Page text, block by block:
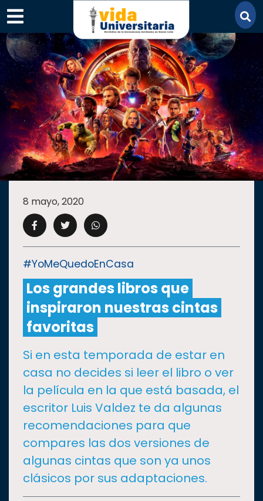
×
SECCIONES
ACADEMIA
CAMPUS UANL
CULTURA
DEPORTES
I+D+I EXPERTOS
SALUD
SUSTENTABILIDAD
TEMAS
8 mayo, 2020
#YoMeQuedoEnCasa
Los grandes libros que
inspiraron nuestras cintas
favoritas
Si en esta temporada de estar en
casa no decides si leer el libro o ver
la película en la que está basada, el
escritor Luis Valdez te da algunas
recomendaciones para que
compares las dos versiones de
algunas cintas que son ya unos
clásicos por sus adaptaciones.